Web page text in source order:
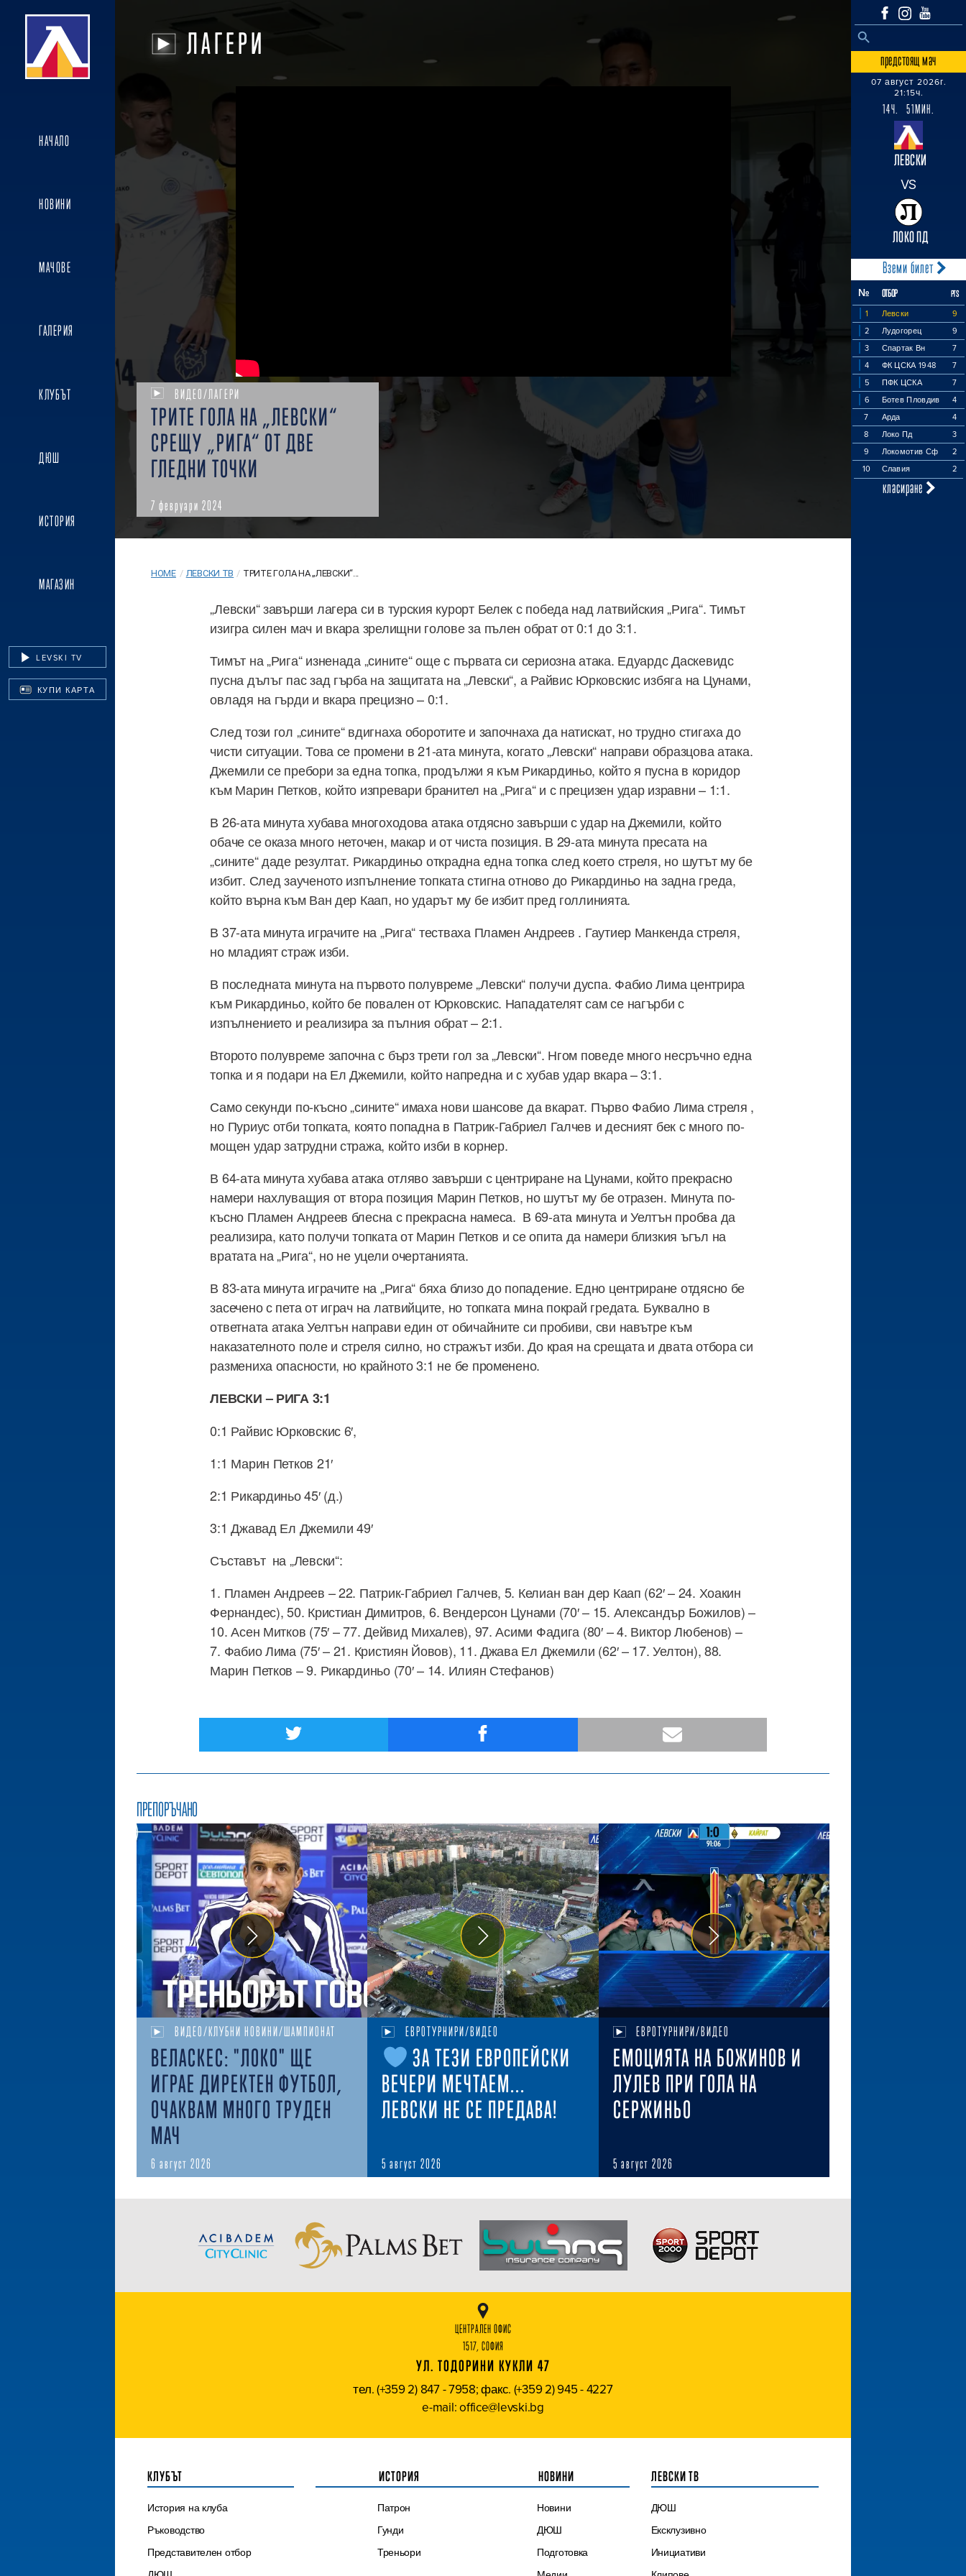
НАЧАЛО
НОВИНИ
МАЧОВЕ
ГАЛЕРИЯ
КЛУБЪТ
ДЮШ
ИСТОРИЯ
МАГАЗИН
LEVSKI TV
КУПИ КАРТА
Search
SEARCH BUTTON
предстоящ мач
07 август 2026г.
21:15ч.
14Ч. 51МИН.
ЛЕВСКИ
VS
ЛОКО ПД
Вземи билет
№ ОТБОР PTS
1 Левски
9
2
Лудогорец
9
3
Спартак Вн
7
4
ФК ЦСКА 1948
7
5
ПФК ЦСКА
7
6
Ботев Пловдив
4
7
Арда
4
8
Локо Пд
3
9
Локомотив Сф
2
10
Славия 2
класиране
ЛАГЕРИ
ВИДЕО/ЛАГЕРИ
ТРИТЕ ГОЛА НА „ЛЕВСКИ“
СРЕЩУ „РИГА“ ОТ ДВЕ
ГЛЕДНИ ТОЧКИ
7 февруари 2024
HOME / ЛЕВСКИ ТВ / ТРИТЕ ГОЛА НА „ЛЕВСКИ“...
„Левски“ завърши лагера си в турския курорт Белек с победа над латвийския „Рига“. Тимът
изигра силен мач и вкара зрелищни голове за пълен обрат от 0:1 до 3:1.
Тимът на „Рига“ изненада „сините“ още с първата си сериозна атака. Едуардс Даскевидс
пусна дълъг пас зад гърба на защитата на „Левски“, а Райвис Юрковскис избяга на Цунами,
овладя на гърди и вкара прецизно – 0:1.
След този гол „сините“ вдигнаха оборотите и започнаха да натискат, но трудно стигаха до
чисти ситуации. Това се промени в 21-ата минута, когато „Левски“ направи образцова атака.
Джемили се пребори за една топка, продължи я към Рикардиньо, който я пусна в коридор
към Марин Петков, който изпревари бранител на „Рига“ и с прецизен удар изравни – 1:1.
В 26-ата минута хубава многоходова атака отдясно завърши с удар на Джемили, който
обаче се оказа много неточен, макар и от чиста позиция. В 29-ата минута пресата на
„сините“ даде резултат. Рикардиньо открадна една топка след което стреля, но шутът му бе
избит. След заученото изпълнение топката стигна отново до Рикардиньо на задна греда,
който върна към Ван дер Каап, но ударът му бе избит пред голлинията.
В 37-ата минута играчите на „Рига“ тестваха Пламен Андреев . Гаутиер Манкенда стреля,
но младият страж изби.
В последната минута на първото полувреме „Левски“ получи дуспа. Фабио Лима центрира
към Рикардиньо, който бе повален от Юрковскис. Нападателят сам се нагърби с
изпълнението и реализира за пълния обрат – 2:1.
Второто полувреме започна с бърз трети гол за „Левски“. Нгом поведе много несръчно една
топка и я подари на Ел Джемили, който напредна и с хубав удар вкара – 3:1.
Само секунди по-късно „сините“ имаха нови шансове да вкарат. Първо Фабио Лима стреля ,
но Пуриус отби топката, която попадна в Патрик-Габриел Галчев и десният бек с много по-
мощен удар затрудни стража, който изби в корнер.
В 64-ата минута хубава атака отляво завърши с центриране на Цунами, който прекрасно
намери нахлуващия от втора позиция Марин Петков, но шутът му бе отразен. Минута по-
късно Пламен Андреев блесна с прекрасна намеса. В 69-ата минута и Уелтън пробва да
реализира, като получи топката от Марин Петков и се опита да намери близкия ъгъл на
вратата на „Рига“, но не уцели очертанията.
В 83-ата минута играчите на „Рига“ бяха близо до попадение. Едно центриране отдясно бе
засечено с пета от играч на латвийците, но топката мина покрай гредата. Буквално в
ответната атака Уелтън направи един от обичайните си пробиви, сви навътре към
наказателното поле и стреля силно, но стражът изби. До края на срещата и двата отбора си
размениха опасности, но крайното 3:1 не бе променено.
ЛЕВСКИ – РИГА 3:1
0:1 Райвис Юрковскис 6′,
1:1 Марин Петков 21′
2:1 Рикардиньо 45′ (д.)
3:1 Джавад Ел Джемили 49′
Съставът на „Левски“:
1. Пламен Андреев – 22. Патрик-Габриел Галчев, 5. Келиан ван дер Каап (62′ – 24. Хоакин
Фернандес), 50. Кристиан Димитров, 6. Вендерсон Цунами (70′ – 15. Александър Божилов) –
10. Асен Митков (75′ – 77. Дейвид Михалев), 97. Асими Фадига (80′ – 4. Виктор Любенов) –
7. Фабио Лима (75′ – 21. Кристиян Йовов), 11. Джава Ел Джемили (62′ – 17. Уелтон), 88.
Марин Петков – 9. Рикардиньо (70′ – 14. Илиян Стефанов)
ПРЕПОРЪЧАНО
ВИДЕО/КЛУБНИ НОВИНИ/ШАМПИОНАТ
ВЕЛАСКЕС: "ЛОКО" ЩЕ
ИГРАЕ ДИРЕКТЕН ФУТБОЛ,
ОЧАКВАМ МНОГО ТРУДЕН
МАЧ
6 август 2026
ЕВРОТУРНИРИ/ВИДЕО
ЗА ТЕЗИ ЕВРОПЕЙСКИ
ВЕЧЕРИ МЕЧТАЕМ...
ЛЕВСКИ НЕ СЕ ПРЕДАВА!
5 август 2026
ЕВРОТУРНИРИ/ВИДЕО
ЕМОЦИЯТА НА БОЖИНОВ И
ЛУЛЕВ ПРИ ГОЛА НА
СЕРЖИНЬО
5 август 2026
ЦЕНТРАЛЕН ОФИС
1517, СОФИЯ
УЛ. ТОДОРИНИ КУКЛИ 47
тел. (+359 2) 847 - 7958; факс. (+359 2) 945 - 4227
e-mail: office@levski.bg
КЛУБЪТ
История на клуба
Ръководство
Представителен отбор
ИСТОРИЯ
Патрон
Гунди
Треньори
НОВИНИ
Новини
ДЮШ
Подготовка
ЛЕВСКИ ТВ
ДЮШ
Ексклузивно
Инициативи